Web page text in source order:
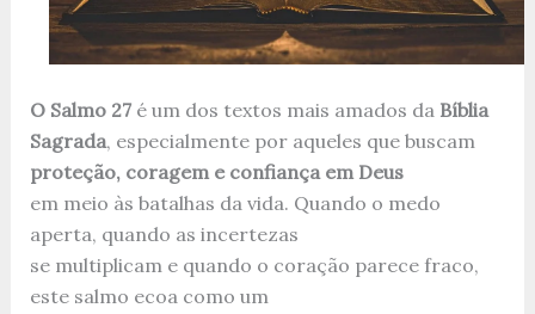
O Salmo 27é um dos textos mais amados da Bíblia
Sagrada, especialmente por aqueles que buscam
proteção, coragem e confiança em Deus
em meio às batalhas da vida. Quando o medo
aperta, quando as incertezas
se multiplicam e quando o coração parece fraco,
este salmo ecoa como um